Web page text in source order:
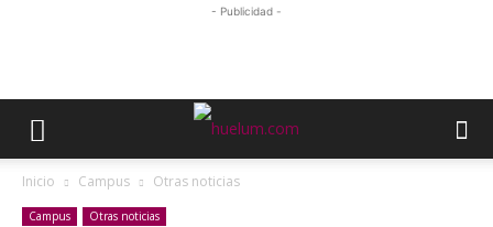
- Publicidad -
Inicio Campus Otras noticias
Campus Otras noticias